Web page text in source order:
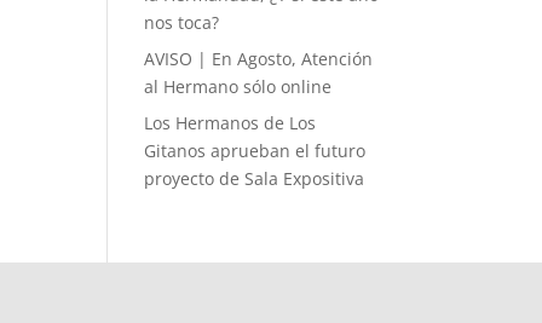
nos toca?
AVISO | En Agosto, Atención
al Hermano sólo online
Los Hermanos de Los
Gitanos aprueban el futuro
proyecto de Sala Expositiva